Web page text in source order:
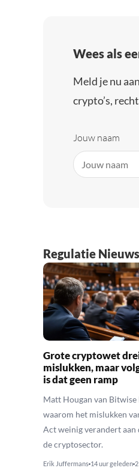
Wees als
Meld je nu
crypto’s,
Jouw naam
Regulatie Nieuws
Grote cryptowet
mislukken, maar
is dat geen ramp
Matt Hougan van Bitwise
waarom het mislukken
Act weinig verandert aan
de cryptosector.
Erik Juffermans 14 uur geleden 2